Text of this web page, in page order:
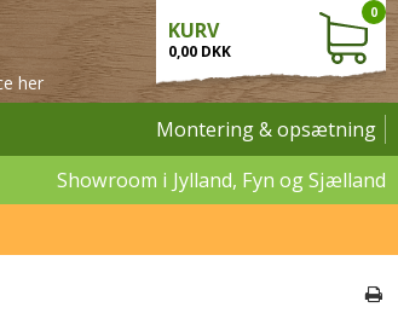
her
KURV
0,00 DKK
0
Montering & opsætning
Showroom i Jylland, Fyn og Sjælland